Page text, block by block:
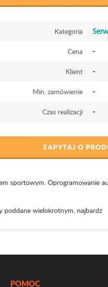
Kategoria
Cena -
Klient -
Min. zamówienie -
Czas realizacji -
ZAPYTAJ O
sportowym. Oprogramowanie
poddane wielokrotnym, najbardz
POMOC